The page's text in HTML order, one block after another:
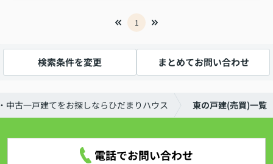
1
検索条件を変更 まとめてお問い合わせ
中古一戸建てをお探しならひだまりハウス 東の戸建(売買)一覧
電話でお問い合わせ